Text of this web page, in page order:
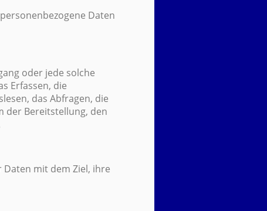
Daten
oder jede solche
Erfassen, die
das Abfragen, die
der Bereitstellung, den
mit dem Ziel, ihre